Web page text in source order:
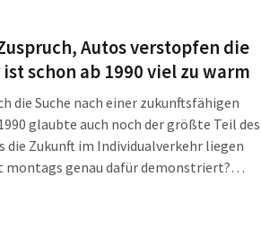
Autos verstopfen die
schon ab 1990 viel zu warm
die Suche nach einer zukunftsfähigen
glaubte auch noch der größte Teil des
die Zukunft im Individualverkehr liegen
montags genau dafür demonstriert?